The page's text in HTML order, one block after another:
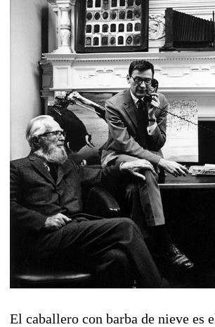
El caballero con barba de nieve es